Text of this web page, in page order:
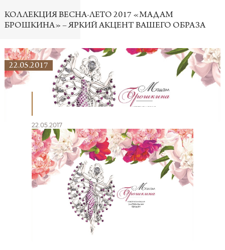
КОЛЛЕКЦИЯ ВЕСНА-ЛЕТО 2017 «МАДАМ
БРОШКИНА» – ЯРКИЙ АКЦЕНТ ВАШЕГО ОБРАЗА
22.05.2017
22.05.2017